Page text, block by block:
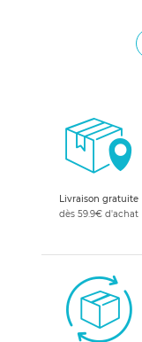
permettent en effet
guise, et ainsi d'y
s'ils ont envie de
Construits dans des
équipés de freins et
have" pour lesLivraison gratuite
dès 59.9€ d'achat